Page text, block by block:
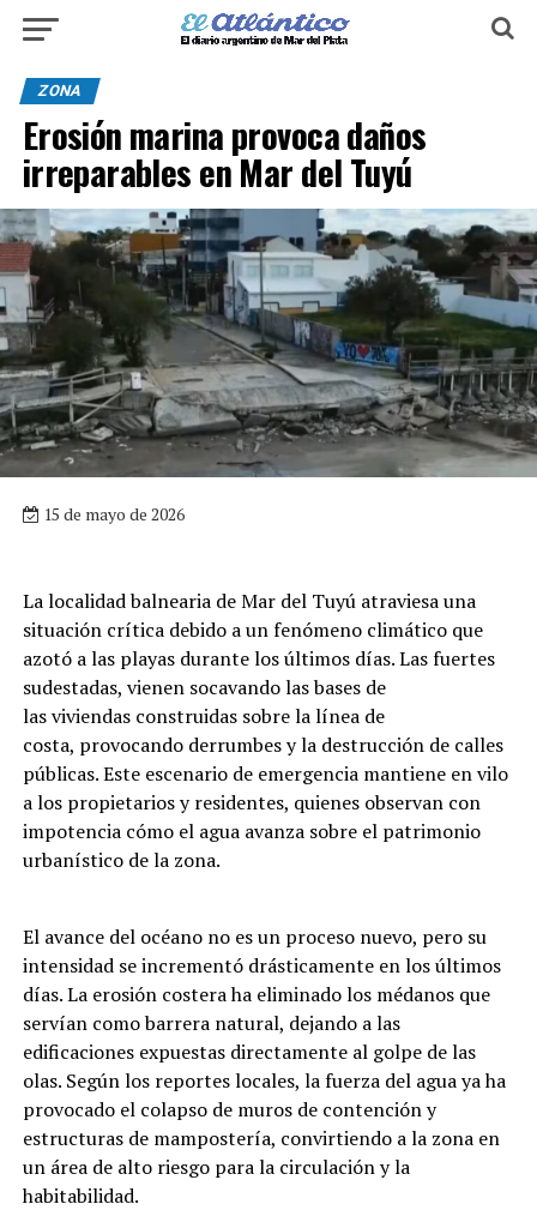
ZONA
Erosión marina provoca daños
irreparables en Mar del Tuyú
15 de mayo de 2026
La localidad balnearia de Mar del Tuyú atraviesa una
situación crítica debido a un fenómeno climático que
azotó a las playas durante los últimos días. Las fuertes
sudestadas, vienen socavando las bases de
las viviendas construidas sobre la línea de
costa, provocando derrumbes y la destrucción de calles
públicas. Este escenario de emergencia mantiene en vilo
a los propietarios y residentes, quienes observan con
impotencia cómo el agua avanza sobre el patrimonio
urbanístico de la zona.
El avance del océano no es un proceso nuevo, pero su
intensidad se incrementó drásticamente en los últimos
días. La erosión costera ha eliminado los médanos que
servían como barrera natural, dejando a las
edificaciones expuestas directamente al golpe de las
olas. Según los reportes locales, la fuerza del agua ya ha
provocado el colapso de muros de contención y
estructuras de mampostería, convirtiendo a la zona en
un área de alto riesgo para la circulación y la
habitabilidad.